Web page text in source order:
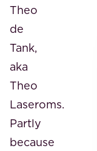
Theo
de
Tank,
aka
Theo
Laseroms.
Partly
because